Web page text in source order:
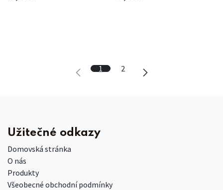
1 2
Užitečné odkazy
Domovská stránka
O nás
Produkty
Všeobecné obchodní podmínky